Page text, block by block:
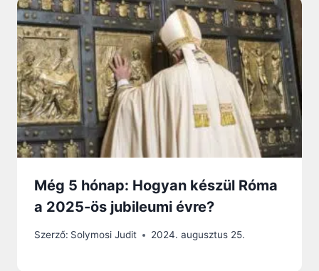
Még 5 hónap: Hogyan készül Róma
a 2025-ös jubileumi évre?
Szerző: Solymosi Judit 2024. augusztus 25.